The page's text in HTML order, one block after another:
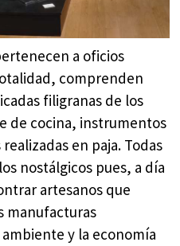
a oficios
comprenden
filigranas de los
de cocina, instrumentos
en paja. Todas
nostálgicos pues, a día
artesanos que
manufacturas
y la economía